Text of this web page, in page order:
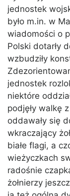
jednostek
było m.in. w
wiadomości o
Polski dotarły
wzbudziły
jednostek
niektóre
podjęły walkę
oddawały się
wkraczający
białe flagi, a
wieżyczkach
radośnie
żołnierzy